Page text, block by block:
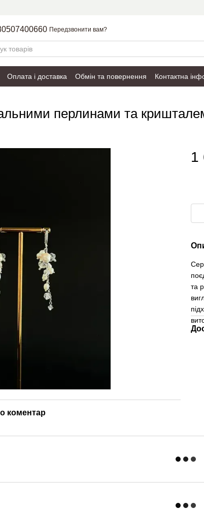
Передзвонити вам?
Оплата і доставка Обмін та повернення Контактна
конфіденційності Публічний договір
перлинами та
коментар
1
та